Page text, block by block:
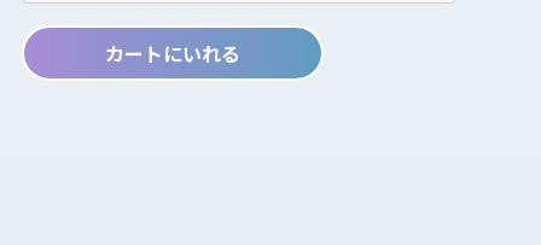
カートにいれる